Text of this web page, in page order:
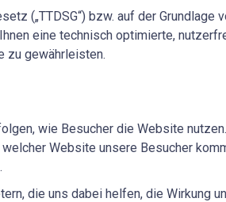
(„TTDSG“) bzw. auf der Grundlage
eine technisch optimierte,
zu gewährleisten.
wie Besucher die Website
Website unsere Besucher
die uns dabei helfen, die Wirkung